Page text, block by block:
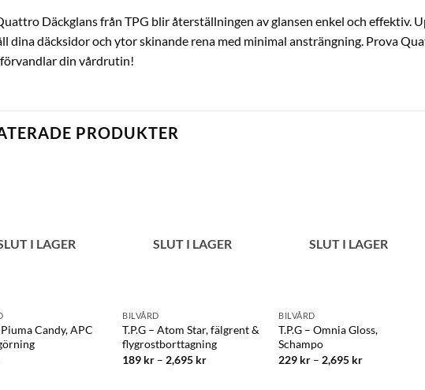
Däckglans från TPG blir återställningen av glansen enkel och effektiv.
dina däcksidor och ytor skinande rena med minimal ansträngning. Prova
din vårdrutin!
PRODUKTER
I LAGER
Piuma Candy, APC
SLUT I LAGER
BILVÅRD
T.P.G – Atom Star, fälgrent &
flygrostborttagning
189 kr – 2,695 kr
SLUT I LAGER
BILVÅRD
T.P.G – Omnia Gloss,
Schampo
229 kr – 2,695 kr